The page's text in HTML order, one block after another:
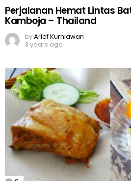
Perjalanan Hemat Lintas
Kamboja – Thailand
byArief Kurniawan
3 years ago